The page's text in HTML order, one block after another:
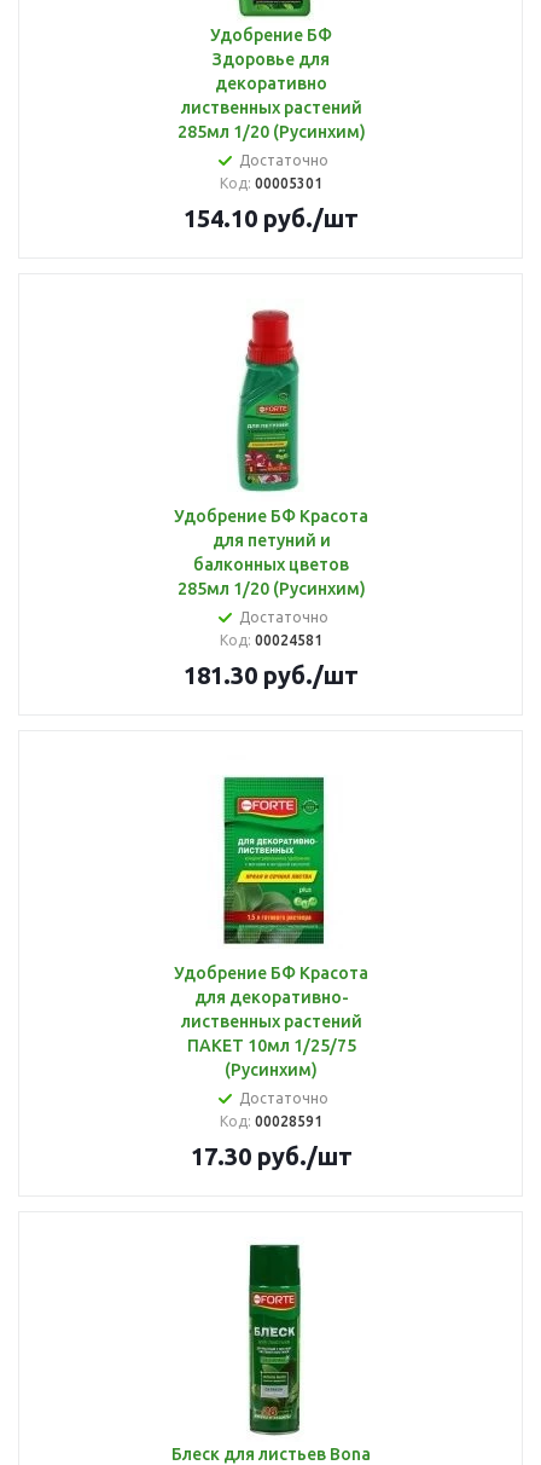
Удобрение БФ
Здоровье для
декоративно
лиственных растений
285мл 1/20 (Русинхим)
Достаточно
Код: 00005301
154.10 руб./шт
Удобрение БФ Красота
для петуний и
балконных цветов
285мл 1/20 (Русинхим)
Достаточно
Код: 00024581
181.30 руб./шт
Удобрение БФ Красота
для декоративно-
лиственных растений
ПАКЕТ 10мл 1/25/75
(Русинхим)
Достаточно
Код: 00028591
17.30руб./шт
Блеск для листьев Bona